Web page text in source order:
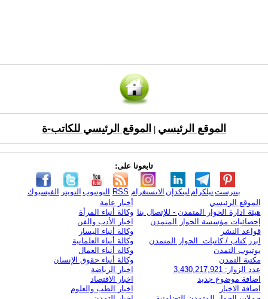
الموقع الرئيسي الموقع الرئيسي للكاتب-ة
تابعونا على:
الفيسبوك التويتر اليوتيوب RSS الانستغرام لينكدإن تيلكرامبنترست
الموقع الرئيسي
هيئة ادارة الحوار المتمدن - للإتصال بنا
إحصائيات مؤسسة الحوار المتمدن
قواعد النشر
ابرز كتاب / كاتبات الحوار المتمدن
يوتيوب التمدن
مكتبة التمدن
عدد الزوار: 3,430,217,921
اضافة موضوع جديد
اضافة الاخبار
أخبار عامة
وكالة أنباء المرأة
اخبار الأدب والفن
وكالة أنباء اليسار
وكالة أنباء العلمانية
وكالة أنباء العمال
وكالة أنباء حقوق الإنسان
اخبار الرياضة
اخبار الاقتصاد
اخبار الطب والعلوم